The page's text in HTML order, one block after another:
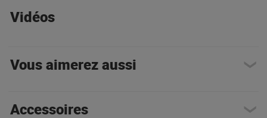
Vidéos
Vous aimerez aussi
Accessoires